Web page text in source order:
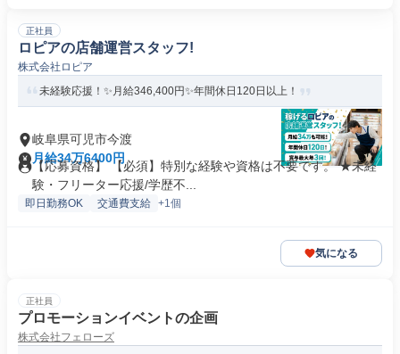
正社員
ロピアの店舗運営スタッフ!
株式会社ロピア
未経験応援！✨月給346,400円✨年間休日120日以上！
岐阜県可児市今渡
月給34万6400円
【応募資格】 【必須】特別な経験や資格は不要です。 ★未経
験・フリーター応援/学歴不...
即日勤務OK 交通費支給 +1個
気になる
正社員
プロモーションイベントの企画
株式会社フェローズ